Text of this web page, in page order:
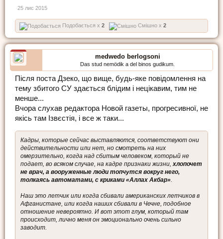
25 лис 2015
Подобається x 2 Смішно x 2
medwedo berlogsoni
Das stud nemödik a del binos gudikum.
Після поста Дзеко, що вище, будь-яке повідомлення на
тему збитого СУ здається блідим і нецікавим, тим не
менше...
Вчора слухав редактора Новой газеты, прогресивної, не
якісь там Ізвєстія, і все ж таки...
Кадры, которые сейчас выставляются, соответствуют они
действительности или нет, но смотреть на них
омерзительно, когда над сбитым человеком, который не
подает, во всяком случае, на кадре признаки жизни, хлопочет
не врач, а вооруженные люди топчутся вокруг него,
толкаясь автоматами, с криками «Аллах Акбар»
Наш это летчик или когда сбивали американских летчиков в
Афганистане, или когда наших сбивали в Чечне, подобное
отношение невероятно. И вот этот глум, который там
происходит, лично меня он эмоционально очень сильно
заводит.